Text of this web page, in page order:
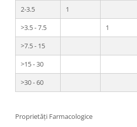
2-3.5
1
>3.5 - 7.5
1
>7.5 - 15
>15 - 30
>30 - 60
Proprietăți Farmacologice